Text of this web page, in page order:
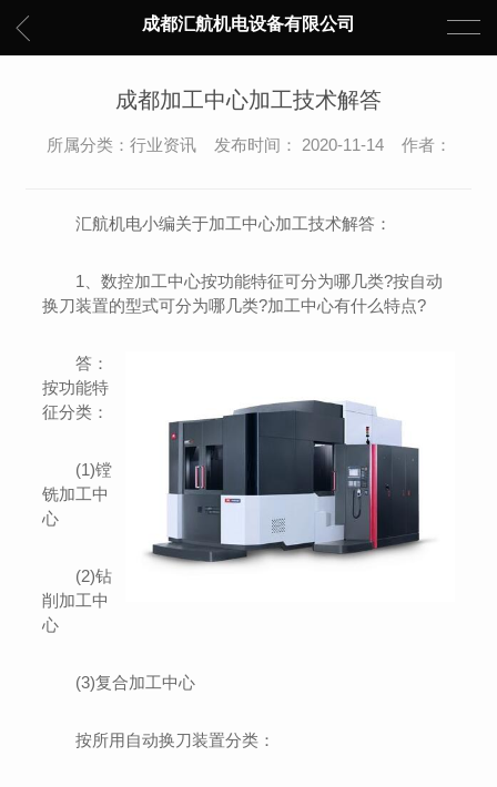
成都汇航机电设备有限公司
成都加工中心加工技术解答
所属分类：行业资讯 发布时间： 2020-11-14 作者：
汇航机电小编关于加工中心加工技术解答：
1、数控加工中心按功能特征可分为哪几类?按自动
换刀装置的型式可分为哪几类?加工中心有什么特点?
答：
按功能特
征分类：
(1)镗
铣加工中
心
(2)钻
削加工中
心
(3)复合加工中心
按所用自动换刀装置分类：